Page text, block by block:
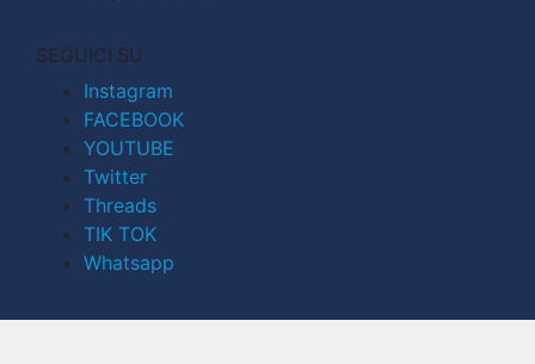
SEGUICI SU
Instagram
FACEBOOK
YOUTUBE
Twitter
Threads
TIK TOK
Whatsapp